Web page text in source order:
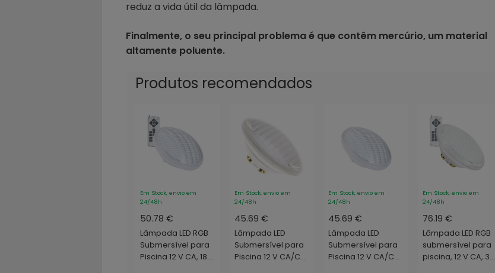
reduz a vida útil da lâmpada.
Finalmente, o seu principal problema é que contêm mercúrio, um material
altamente poluente.
Produtos recomendados
Em Stock, envio em
24/48h
50.78 €
Lâmpada LED RGB
Submersível para
Piscina 12 V CA, 18
Em Stock, envio em
24/48h
45.69 €
Lâmpada LED
Submersível para
Piscina 12 V CA/CC
Em Stock, envio em
24/48h
45.69 €
Lâmpada LED
Submersível para
Piscina 12 V CA/CC,
Em Stock, envio em
24/48h
76.19 €
Lâmpada LED RGB
submersível para
piscina, 12 V CA, 35